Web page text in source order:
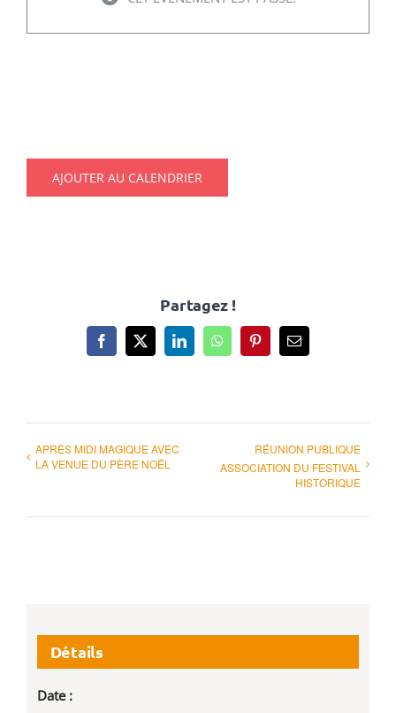
AJOUTER AU CALENDRIER
Partagez !
Facebook
X LinkedInWhatsAppPinterestEmail
APRÈS MIDI MAGIQUE AVEC
LA VENUE DU PÈRE NOËL
RÉUNION PUBLIQUE
ASSOCIATION DU FESTIVAL
HISTORIQUE
Détails
Date :